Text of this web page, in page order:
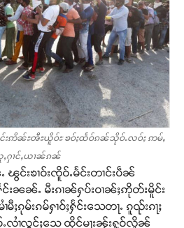
မိူင်းဢိၼ်ႊၻီႊယိူဝ်ႊ ၶဝ်ႈထႅဝ်ၵၼ်သိုဝ်ႉလဝ်ႈ ဢမ်ႇ
ႁၢင်ႇယၢၼ်ၵၼ်
းၶၢဝ်းၸိူဝ်ႉမႅင်းတၢင်းပဵၼ်
ႁႅင်းၼၼ်ႉ မီးၵၢၼ်ႁပ်းဝၢၼ်ႈဢိုတ်းမိူင်း
မီႈၵုမ်းၵမ်ႁၢဝ်ႈႁႅင်းသေတႃႉ ၵူၺ်းၵႃႈ
လၢႆလွင်ႈသေ ထိုင်မႃးၼႂ်းႁူဝ်လိူၼ်